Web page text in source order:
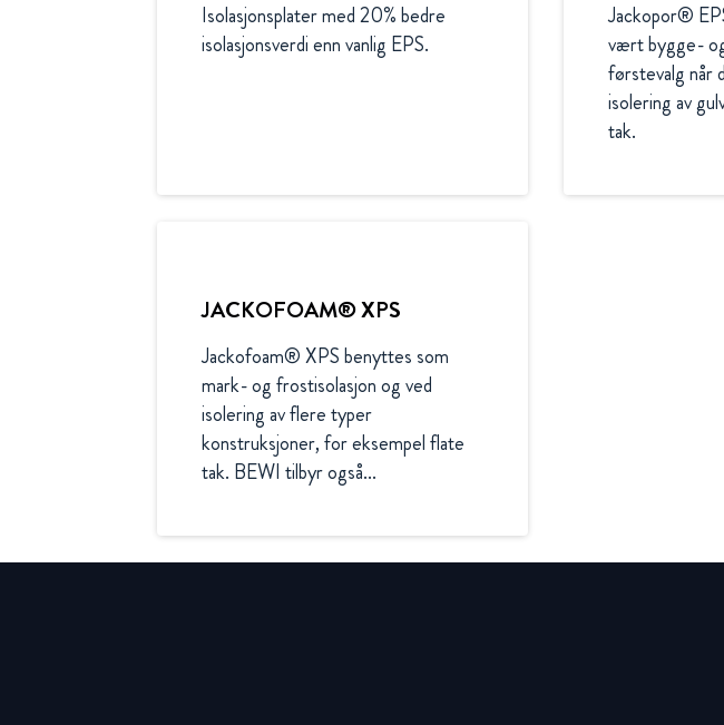
Isolasjonsplater med 20% bedre
isolasjonsverdi enn vanlig EPS.
Jackopor®
vært bygge-
førstevalg når
isolering av
tak.
JACKOFOAM® XPS
Jackofoam® XPS benyttes som
mark- og frostisolasjon og ved
isolering av flere typer
konstruksjoner, for eksempel flate
tak. BEWI tilbyr også...